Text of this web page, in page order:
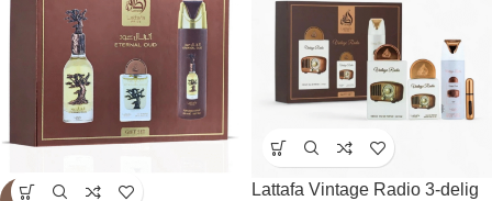
Lattafa Vintage Radio 3-delig